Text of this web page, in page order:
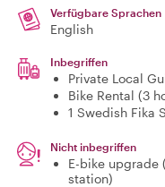
Verfügbare Sprachen
English
Inbegriffen
Private Local
Bike Rental (3
1 Swedish Fika
Nicht inbegriffen
E-bike upgrade
station)